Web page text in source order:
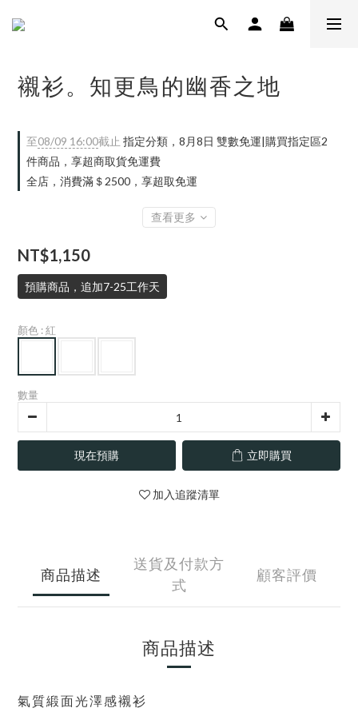
襯衫。知更鳥的幽香之地
至08/09 16:00截止 指定分類，8月8日 雙數免運|購買指定區2
件商品，享超商取貨免運費
全店，消費滿＄2500，享超取免運
查看更多
NT$1,150
預購商品，追加7-25工作天
顏色 : 紅
數量
現在預購 立即購買
加入追蹤清單
商品描述
送貨及付款方
式
顧客評價
商品描述
氣質緞面光澤感襯衫